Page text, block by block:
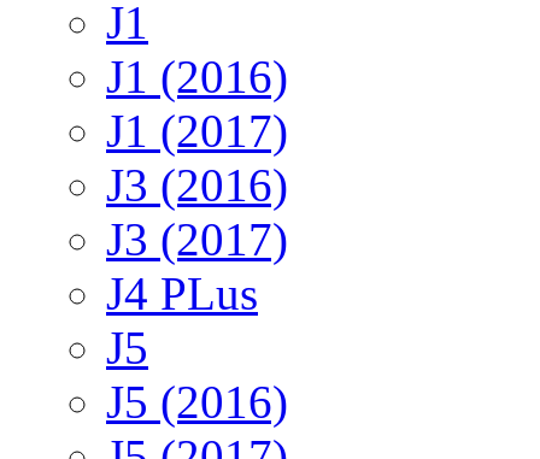
J1
J1 (2016)
J1 (2017)
J3 (2016)
J3 (2017)
J4 PLus
J5
J5 (2016)